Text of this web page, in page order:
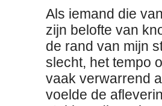
Als iemand die
zijn belofte van
de rand van mijn
slecht, het tempo
vaak verwarrend
voelde de